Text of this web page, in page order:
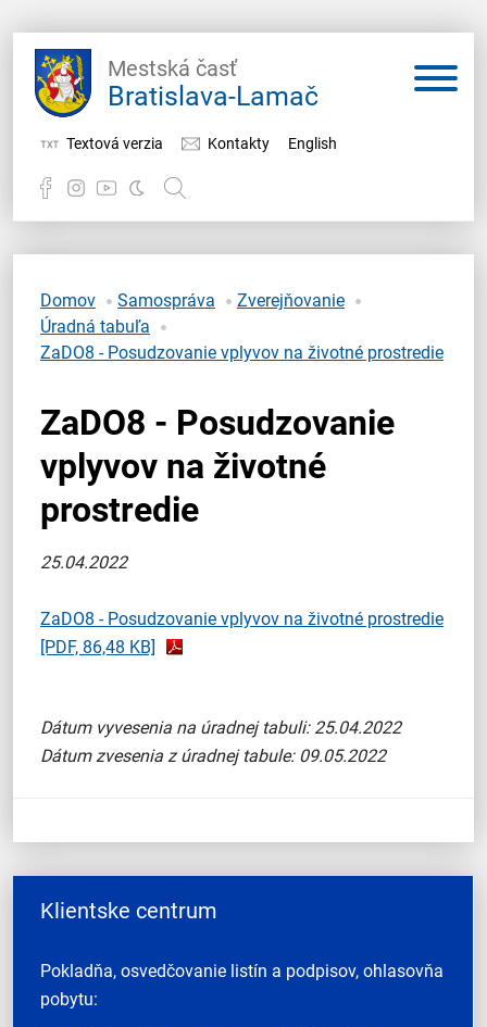
Mestská časť
Bratislava-Lamač
Textová verzia Kontakty English
Samospráva
Miestny úrad
Domov Samospráva
Zverejňovanie
Úradná tabuľa
ZaDO8 - Posudzovanie vplyvov na životné prostredie
ZaDO8 - Posudzovanie
vplyvov na životné
prostredie
25.04.2022
ZaDO8 - Posudzovanie vplyvov na životné prostredie
[PDF, 86,48 KB]
Dátum vyvesenia na úradnej tabuli: 25.04.2022
Dátum zvesenia z úradnej tabule: 09.05.2022
Klientske centrum
Pokladňa, osvedčovanie listín a podpisov, ohlasovňa
pobytu: